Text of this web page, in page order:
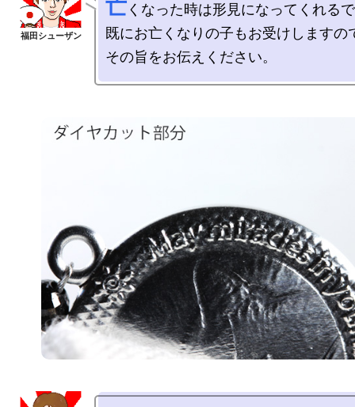
亡くなった時は形見になってくれる
既にお亡くなりの子もお受けしますの